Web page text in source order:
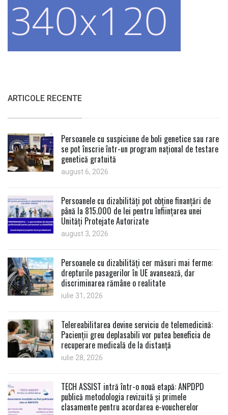
ARTICOLE RECENTE
Persoanele cu suspiciune de boli genetice sau rare
se pot înscrie într-un program național de testare
genetică gratuită
august 6, 2026
Persoanele cu dizabilități pot obține finanțări de
până la 815.000 de lei pentru înființarea unei
Unități Protejate Autorizate
august 3, 2026
Persoanele cu dizabilități cer măsuri mai ferme:
drepturile pasagerilor în UE avansează, dar
discriminarea rămâne o realitate
iulie 31, 2026
Telereabilitarea devine serviciu de telemedicină:
Pacienții greu deplasabili vor putea beneficia de
recuperare medicală de la distanță
iulie 28, 2026
TECH ASSIST intră într-o nouă etapă: ANPDPD
publică metodologia revizuită și primele
clasamente pentru acordarea e-voucherelor